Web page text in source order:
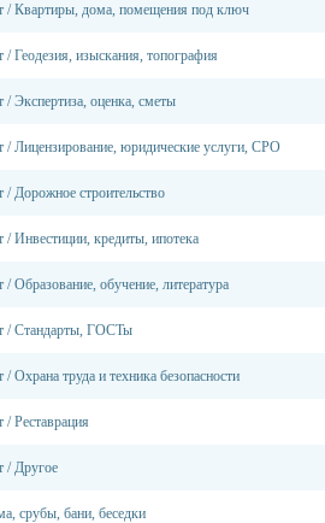
/Квартиры, дома, помещения под ключ
/Геодезия, изыскания, топография
/Экспертиза, оценка, сметы
/Лицензирование, юридические услуги, СРО
/Дорожное строительство
/Инвестиции, кредиты, ипотека
/Образование, обучение, литература
/Стандарты, ГОСТы
/Охрана труда и техника безопасности
/Реставрация
/Другое
срубы, бани, беседки